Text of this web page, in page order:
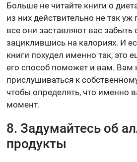
Больше не читайте книги о
из них действительно не так уж
все они заставляют вас забыть
зациклившись на калориях. И
книги похудел именно так, это
его способ поможет и вам. Вам
прислушиваться к
чтобы определять, что именно
момент.
8. Задумайтесь об
продукты